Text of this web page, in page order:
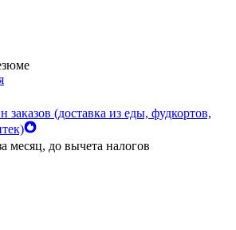
заказов (доставка из еды, фудкортов,
месяц, до вычета налогов